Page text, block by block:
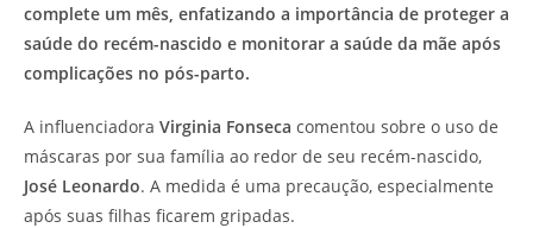
complete um mês, enfatizando a importância de proteger a
saúde do recém-nascido e monitorar a saúde da mãe após
complicações no pós-parto.
A influenciadora Virginia Fonseca comentou sobre o uso de
máscaras por sua família ao redor de seu recém-nascido,
José Leonardo. A medida é uma precaução, especialmente
após suas filhas ficarem gripadas.